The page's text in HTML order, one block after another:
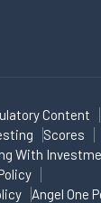
Content
Scores
With
Angel One